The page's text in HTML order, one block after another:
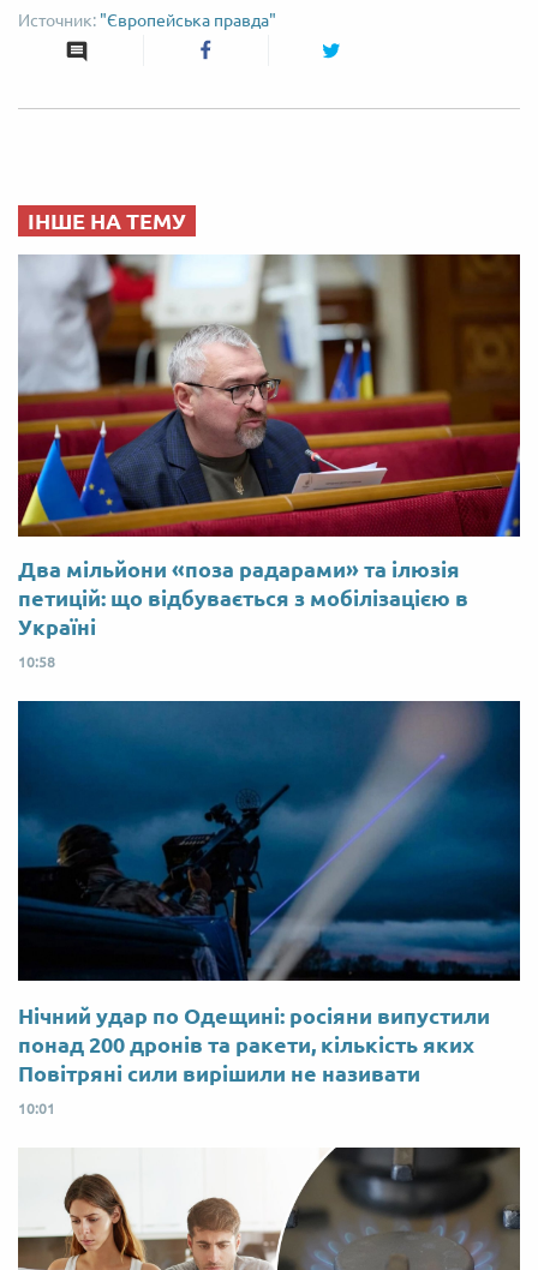
"Європейська правда"
ІНШЕ НА ТЕМУ
Два мільйони «поза радарами» та ілюзія
петицій: що відбувається з мобілізацією в
Україні
10:58
Нічний удар по Одещині: росіяни випустили
понад 200 дронів та ракети, кількість яких
Повітряні сили вирішили не називати
10:01